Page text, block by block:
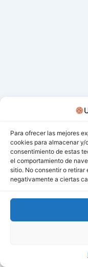
Para ofrecer las mejores
cookies para almacenar y/
consentimiento de estas
el comportamiento de
sitio. No consentir o
negativamente a ciertas
Todos los